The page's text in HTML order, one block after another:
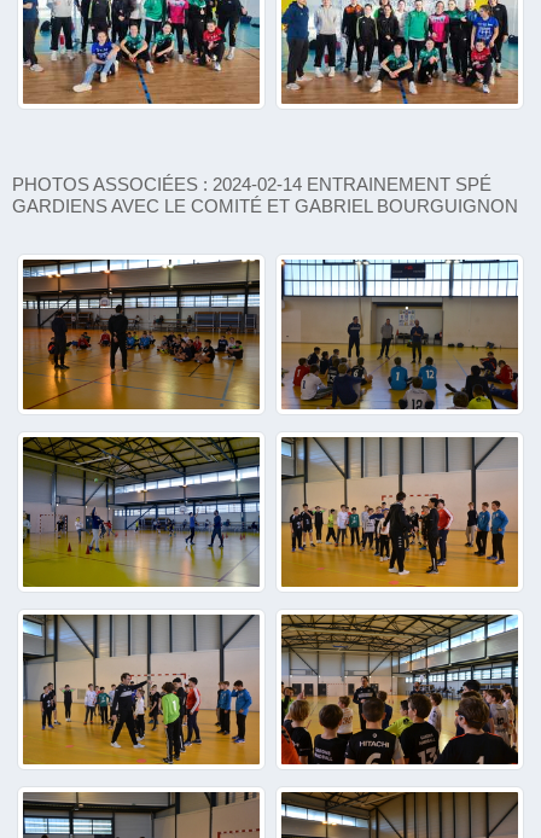
PHOTOS ASSOCIÉES : 2024-02-14 ENTRAINEMENT SPÉ
GARDIENS AVEC LE COMITÉ ET GABRIEL BOURGUIGNON